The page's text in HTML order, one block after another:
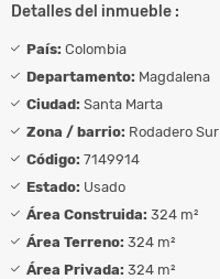
Detalles del inmueble :
País: Colombia
Departamento: Magdalena
Ciudad: Santa Marta
Zona / barrio: Rodadero Sur
Código: 7149914
Estado: Usado
Área Construida: 324 m²
Área Terreno: 324 m²
Área Privada: 324 m²